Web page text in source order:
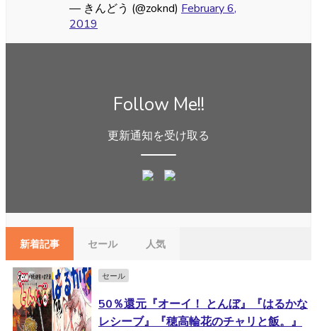
— きんどう (@zoknd) February 6,
2019
Follow Me!!
更新通知を受け取る
新着記事 セール 人気
セール
50％還元『オーイ！ とんぼ』『はるかな
レシーブ』『穂高輪花のチャリと飯。』